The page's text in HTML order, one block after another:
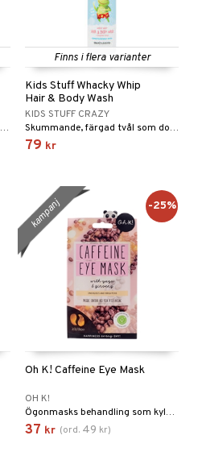
Badskum som ändrar färg i vattnet
Finns i flera varianter
Kids Stuff Whacky Whip
Hair & Body Wash
KIDS STUFF CRAZY
Skummande, färgad tvål som doftar ljuvligt av jordgubbar
79 kr
Oh K! Caffeine Eye Mask
OH K!
Ögonmasks behandling som kyler och minskar svullnad
37 kr (ord. 49 kr)
kampanj -25%